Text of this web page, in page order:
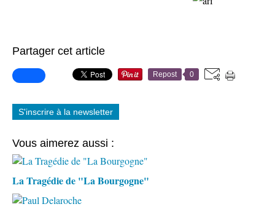
Partager cet article
Repost 0
S'inscrire à la newsletter
Vous aimerez aussi :
La Tragédie de "La Bourgogne"